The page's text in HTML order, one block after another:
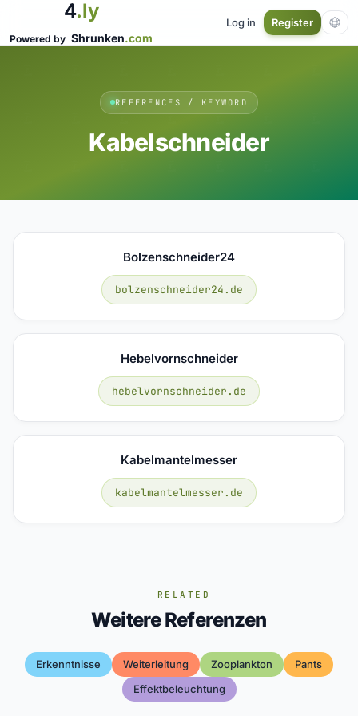
4.ly
Powered by Shrunken.com
Log in Register
REFERENCES / KEYWORD
Kabelschneider
Bolzenschneider24
bolzenschneider24.de
Hebelvornschneider
hebelvornschneider.de
Kabelmantelmesser
kabelmantelmesser.de
RELATED
Weitere Referenzen
Erkenntnisse Weiterleitung Zooplankton
Pants
Effektbeleuchtung